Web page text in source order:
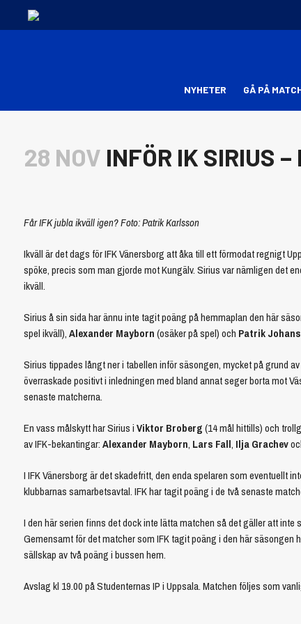
NYHETER GÅ PÅ
28 NOV INFÖR IK SIRIUS
Får IFK jubla ikväll igen? Foto: Patrik Karlsson
Ikväll är det dags för IFK Vänersborg att åka till ett förmodat regnigt
spöke, precis som man gjorde mot Kungälv. Sirius var nämligen det
ikväll.
Sirius å sin sida har ännu inte tagit poäng på hemmaplan den här
spel ikväll),Alexander Mayborn(osäker på spel) och Patrik
Sirius tippades långt ner i tabellen inför säsongen, mycket på grund
överraskade positivt i inledningen med bland annat seger borta mot
senaste matcherna.
En vass målskytt har Sirius iViktor Broberg(14 mål hittills) och
av IFK-bekantingar:Alexander Mayborn, Lars Fall, Ilja Grachev
I IFK Vänersborg är det skadefritt, den enda spelaren som eventuellt
klubbarnas samarbetsavtal. IFK har tagit poäng i de två senaste
I den här serien finns det dock inte lätta matchen så det gäller att
Gemensamt för det matcher som IFK tagit poäng i den här säsongen
sällskap av två poäng i bussen hem.
Avslag kl 19.00 på Studenternas IP i Uppsala. Matchen följes som